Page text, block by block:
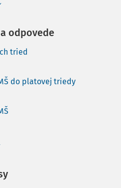
odpovede
tried
do platovej triedy